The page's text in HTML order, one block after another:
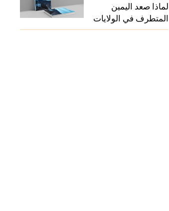
لماذا صعد اليمين
المتطرف في الولايات
المتحدة؟ (فيديو)